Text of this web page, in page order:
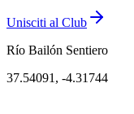
Unisciti al Club
Río Bailón Sentiero
37.54091, -4.31744